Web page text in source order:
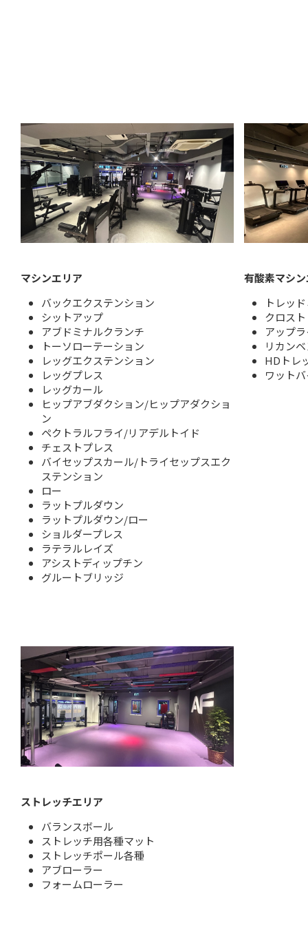
マシンエリア
バックエクステンション
シットアップ
アブドミナルクランチ
トーソローテーション
レッグエクステンション
レッグプレス
レッグカール
ヒップアブダクション/ヒップアダクショ
ン
ペクトラルフライ/リアデルトイド
チェストプレス
バイセップスカール/トライセップスエク
ステンション
ロー
ラットプルダウン
ラットプルダウン/ロー
ショルダープレス
ラテラルレイズ
アシストディップチン
グルートブリッジ
有酸素マシ
トレッ
クロス
アップ
リカン
HDトレ
ワット
ストレッチエリア
バランスボール
ストレッチ用各種マット
ストレッチポール各種
アブローラー
フォームローラー